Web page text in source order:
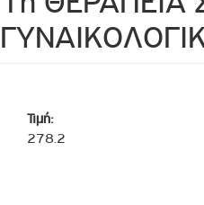
Τιμή:
278.2